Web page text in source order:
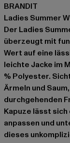
BRANDIT
Ladies Summer
Der Ladies
überzeugt mit
Wert auf eine
leichte Jacke im
% Polyester.
Ärmeln und
durchgehenden
Kapuze lässt
anpassen und
dieses